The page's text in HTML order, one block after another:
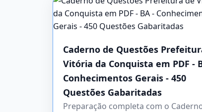
Caderno de Questões
Vitória da Conquista em PDF -
Conhecimentos Gerais - 450
Questões Gabaritadas
Preparação completa com o